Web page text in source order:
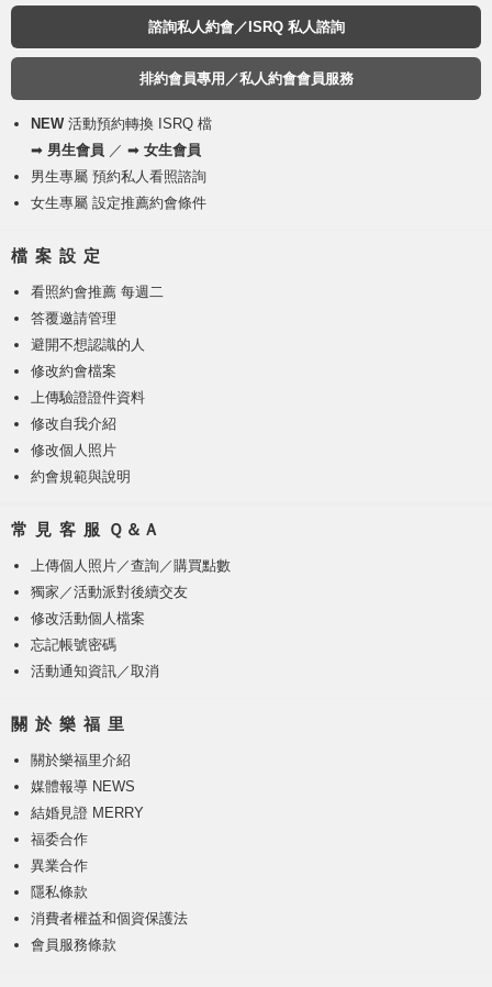
諮詢私人約會／ISRQ 私人諮詢
排約會員專用／私人約會會員服務
NEW活動預約轉換 ISRQ 檔
➡ 男生會員 ／ ➡ 女生會員
男生專屬 預約私人看照諮詢
女生專屬 設定推薦約會條件
檔 案 設 定
看照約會推薦 每週二
答覆邀請管理
避開不想認識的人
修改約會檔案
上傳驗證證件資料
修改自我介紹
修改個人照片
約會規範與說明
常 見 客 服 Ｑ＆Ａ
上傳個人照片／查詢／購買點數
獨家／活動派對後續交友
修改活動個人檔案
忘記帳號密碼
活動通知資訊／取消
關 於 樂 福 里
關於樂福里介紹
媒體報導 NEWS
結婚見證 MERRY
福委合作
異業合作
隱私條款
消費者權益和個資保護法
會員服務條款